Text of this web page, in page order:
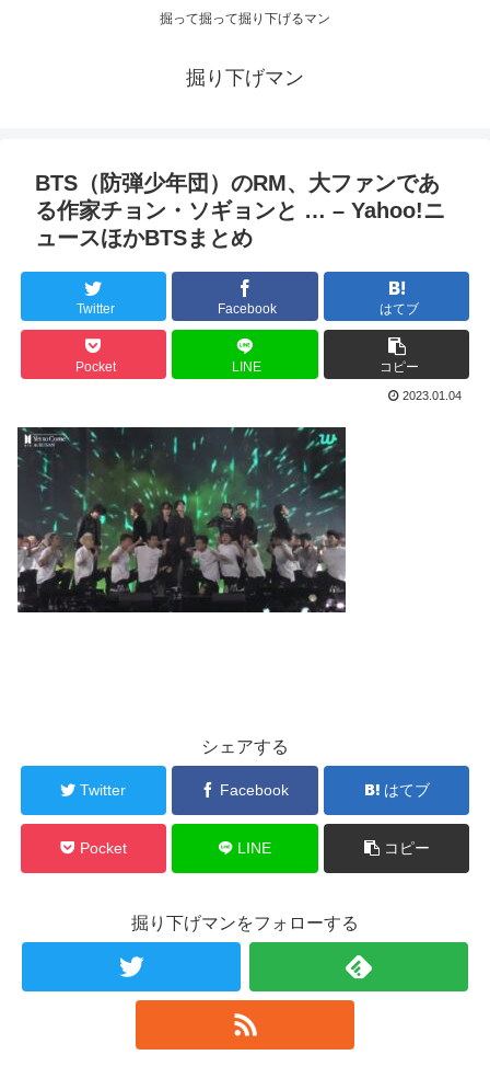
掘って掘って掘り下げるマン
掘り下げマン
BTS（防弾少年団）のRM、大ファンであ
る作家チョン・ソギョンと … – Yahoo!ニ
ュースほかBTSまとめ
Twitter Facebook はてブ
Pocket LINE コピー
2023.01.04
シェアする
Twitter Facebook はてブ
Pocket LINE コピー
掘り下げマンをフォローする